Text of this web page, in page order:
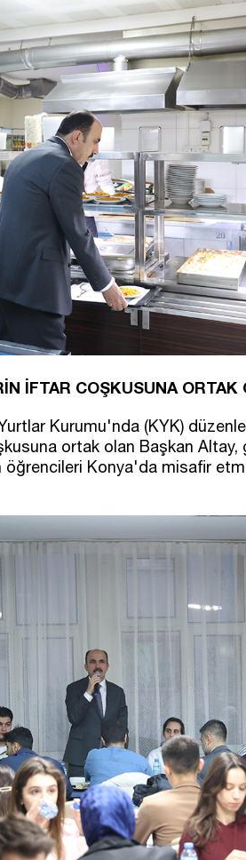
İFTAR COŞKUSUNA ORTAK
Kurumu'nda (KYK)
ortak olan Başkan Altay,
öğrencileri Konya'da misafir